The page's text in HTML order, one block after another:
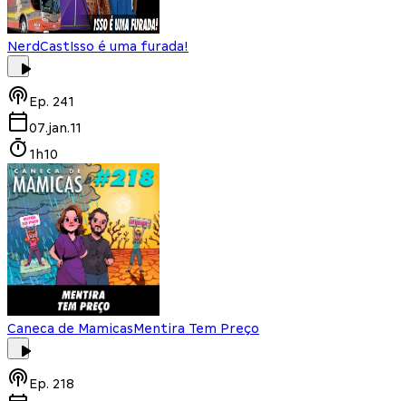
NerdCastIsso é uma furada!
Ep. 241
07.jan.11
1h10
Caneca de MamicasMentira Tem Preço
Ep. 218